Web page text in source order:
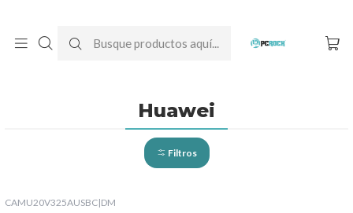
Huawei
Filtros
CAMU20V325AUSBC|DM